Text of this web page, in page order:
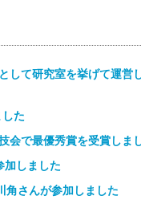
して研究室を挙げて運営
た
会で最優秀賞を受賞しま
加しました
角さんが参加しました